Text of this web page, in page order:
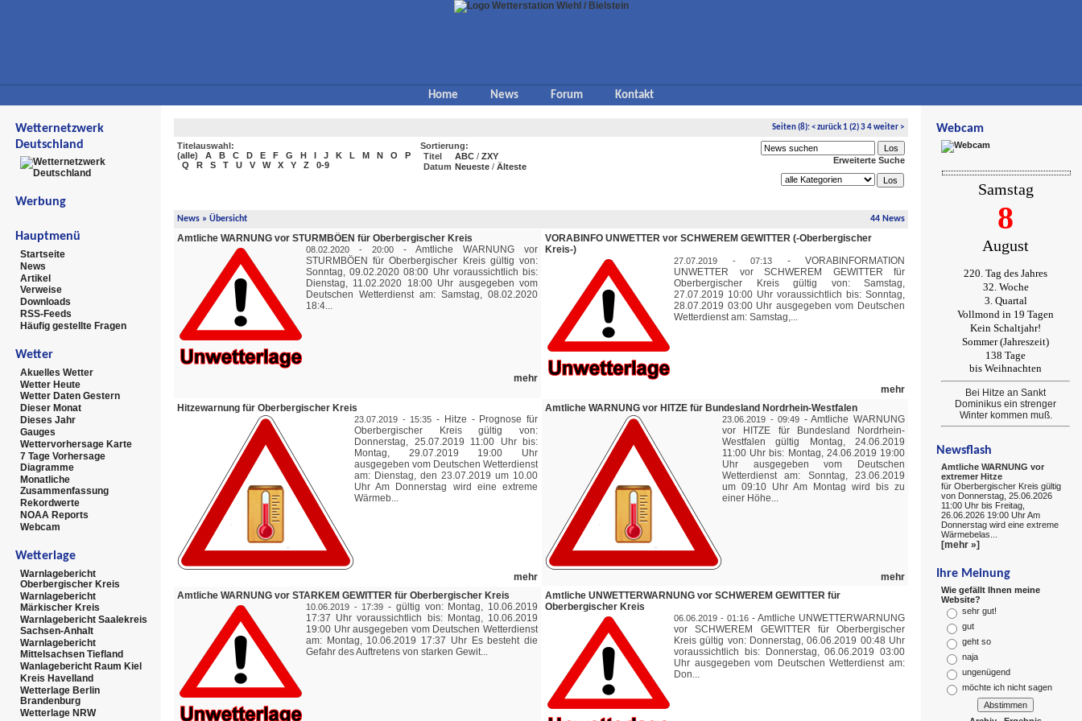
Home News Forum Kontakt
Wetternetzwerk
Deutschland
Werbung
Hauptmenü
Startseite
News
Artikel
Verweise
Downloads
RSS-Feeds
Häufig gestellte Fragen
Wetter
Akuelles Wetter
Wetter Heute
Wetter Daten Gestern
Dieser Monat
Dieses Jahr
Gauges
Wettervorhersage Karte
7 Tage Vorhersage
Diagramme
Monatliche
Zusammenfassung
Rekordwerte
NOAA Reports
Webcam
Wetterlage
Warnlagebericht
Oberbergischer Kreis
Warnlagebericht
Märkischer Kreis
Warnlagebericht Saalekreis
Sachsen-Anhalt
Warnlagebericht
Mittelsachsen Tiefland
Wanlagebericht Raum Kiel
Kreis Havelland
Wetterlage Berlin
Brandenburg
Wetterlage NRW
Seiten(8):<zurück 1(2)34weiter >
Titelauswahl:
(alle) A B C D E F G H I J K L M N O
P
Q
R S T U V W X Y Z 0-9
Sortierung:
Titel
ABC / ZXY
Datum Neueste / Älteste
Erweiterte Suche
News » Übersicht 44 News
Amtliche WARNUNG vor STURMBÖEN für Oberbergischer Kreis
08.02.2020 - 20:00 - Amtliche WARNUNG vor
STURMBÖEN für Oberbergischer Kreis gültig von:
Sonntag, 09.02.2020 08:00 Uhr voraussichtlich bis:
Dienstag, 11.02.2020 18:00 Uhr ausgegeben vom
Deutschen Wetterdienst am: Samstag, 08.02.2020
18:4...
mehr
VORABINFO UNWETTER vor SCHWEREM GEWITTER (-Oberbergischer
Kreis-)
27.07.2019 - 07:13 - VORABINFORMATION
UNWETTER vor SCHWEREM GEWITTER für
Oberbergischer Kreis gültig von: Samstag,
27.07.2019 10:00 Uhr voraussichtlich bis: Sonntag,
28.07.2019 03:00 Uhr ausgegeben vom Deutschen
Wetterdienst am: Samstag,...
mehr
Hitzewarnung für Oberbergischer Kreis
23.07.2019 - 15:35 - Hitze - Prognose für
Oberbergischer Kreis gültig von:
Donnerstag, 25.07.2019 11:00 Uhr bis:
Montag, 29.07.2019 19:00 Uhr
ausgegeben vom Deutschen Wetterdienst
am: Dienstag, den 23.07.2019 um 10.00
Uhr Am Donnerstag wird eine extreme
Wärmeb...
mehr
Amtliche WARNUNG vor HITZE für Bundesland Nordrhein-Westfalen
23.06.2019 - 09:49 -Amtliche WARNUNG
vor HITZE für Bundesland Nordrhein-
Westfalen gültig Montag, 24.06.2019
11:00 Uhr bis: Montag, 24.06.2019 19:00
Uhr ausgegeben vom Deutschen
Wetterdienst am: Sonntag, 23.06.2019
um 09:10 Uhr Am Montag wird bis zu
einer Höhe...
mehr
Amtliche WARNUNG vor STARKEM GEWITTER für Oberbergischer Kreis
10.06.2019 - 17:39 - gültig von: Montag, 10.06.2019
17:37 Uhr voraussichtlich bis: Montag, 10.06.2019
19:00 Uhr ausgegeben vom Deutschen Wetterdienst
am: Montag, 10.06.2019 17:37 Uhr Es besteht die
Gefahr des Auftretens von starken Gewit...
Amtliche UNWETTERWARNUNG vor SCHWEREM GEWITTER für
Oberbergischer Kreis
06.06.2019 - 01:16 - Amtliche UNWETTERWARNUNG
vor SCHWEREM GEWITTER für Oberbergischer
Kreis gültig von: Donnerstag, 06.06.2019 00:48 Uhr
voraussichtlich bis: Donnerstag, 06.06.2019 03:00
Uhr ausgegeben vom Deutschen Wetterdienst am:
Don...
Webcam
Samstag
8
August
220. Tag des Jahres
32. Woche
3. Quartal
Vollmond in 19 Tagen
Kein Schaltjahr!
Sommer (Jahreszeit)
138 Tage
bis Weihnachten
Bei Hitze an Sankt
Dominikus ein strenger
Winter kommen muß.
Newsflash
Amtliche WARNUNG vor
extremer Hitze
für Oberbergischer Kreis gültig
von Donnerstag, 25.06.2026
11:00 Uhr bis Freitag,
26.06.2026 19:00 Uhr Am
Donnerstag wird eine extreme
Wärmebelas...
[mehr »]
Ihre Meinung
Wie gefällt Ihnen meine
Website?
sehr gut!
gut
geht so
naja
ungenügend
möchte ich nicht sagen